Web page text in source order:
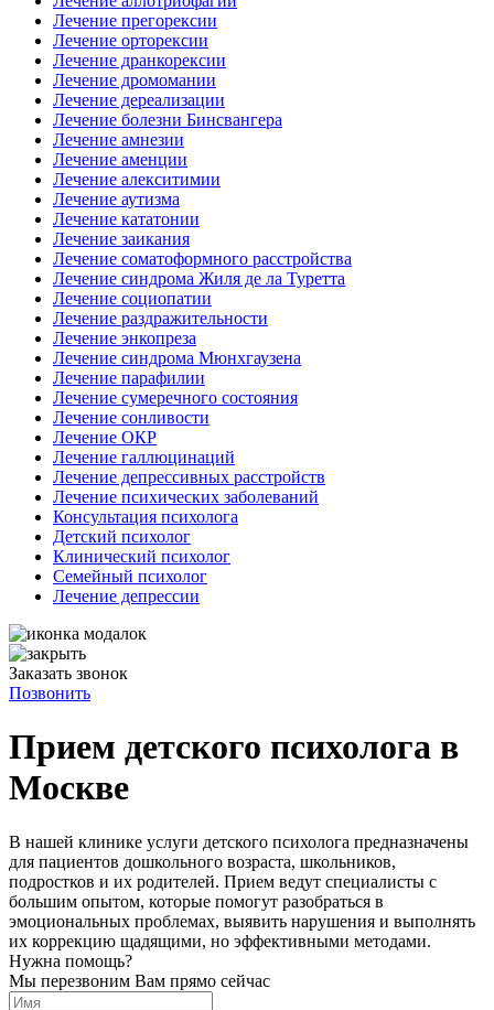
Лечение прегорексии
Лечение орторексии
Лечение дранкорексии
Лечение дромомании
Лечение дереализации
Лечение болезни Бинсвангера
Лечение амнезии
Лечение аменции
Лечение алекситимии
Лечение аутизма
Лечение кататонии
Лечение заикания
Лечение соматоформного расстройства
Лечение синдрома Жиля де ла Туретта
Лечение социопатии
Лечение раздражительности
Лечение энкопреза
Лечение синдрома Мюнхгаузена
Лечение парафилии
Лечение сумеречного состояния
Лечение сонливости
Лечение ОКР
Лечение галлюцинаций
Лечение депрессивных расстройств
Лечение психических заболеваний
Консультация психолога
Детский психолог
Клинический психолог
Семейный психолог
Лечение депрессии
Заказать звонок
Позвонить
Прием детского психолога в
Москве
В нашей клинике услуги детского психолога предназначены
для пациентов дошкольного возраста, школьников,
подростков и их родителей. Прием ведут специалисты с
большим опытом, которые помогут разобраться в
эмоциональных проблемах, выявить нарушения и выполнять
их коррекцию щадящими, но эффективными методами.
Нужна помощь?
Мы перезвоним Вам прямо сейчас